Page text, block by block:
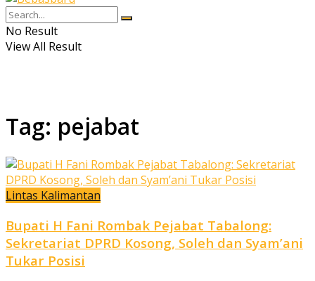
No Result
View All Result
Tag: pejabat
Lintas Kalimantan
Bupati H Fani Rombak Pejabat Tabalong:
Sekretariat DPRD Kosong, Soleh dan Syam’ani
Tukar Posisi